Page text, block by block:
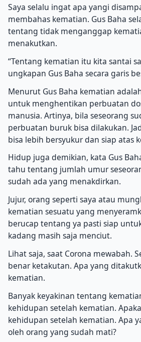
Saya selalu ingat apa yangi
membahas kematian. Gus Baha
tentang tidak menganggap
menakutkan.
“Tentang kematian itu kita santai
ungkapan Gus Baha secara garis
Menurut Gus Baha kematian
untuk menghentikan perbuatan
manusia. Artinya, bila seseorang
perbuatan buruk bisa dilakukan.
bisa lebih bersyukur dan siap atas
Hidup juga demikian, kata Gus
tahu tentang jumlah umur
sudah ada yang menakdirkan.
Jujur, orang seperti saya atau
kematian sesuatu yang
berucap tentang ya pasti siap
kadang masih saja menciut.
Lihat saja, saat Corona mewabah.
benar ketakutan. Apa yang
kematian.
Banyak keyakinan tentang
kehidupan setelah kematian.
kehidupan setelah kematian. Apa
oleh orang yang sudah mati?